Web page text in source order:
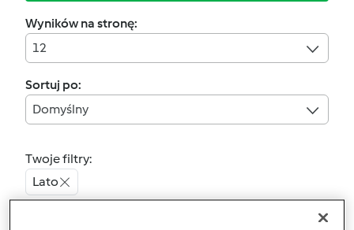
Wyników na stronę:
12
Sortuj po:
Domyślny
Twoje filtry:
Lato